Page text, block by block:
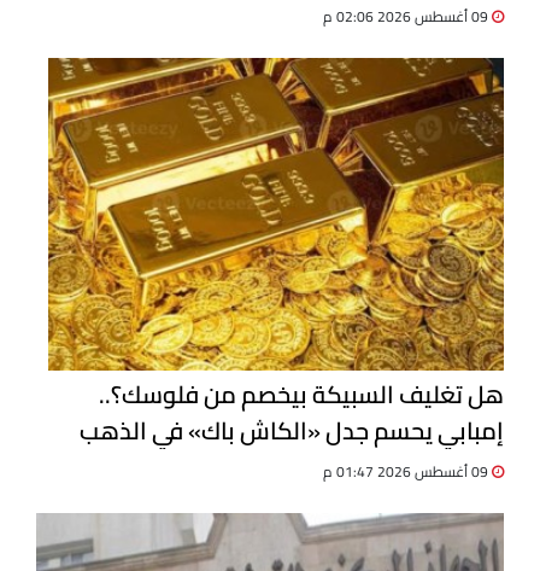
هل تغليف السبيكة بيخصم من فلوسك؟..
إمبابي يحسم جدل «الكاش باك» في الذهب